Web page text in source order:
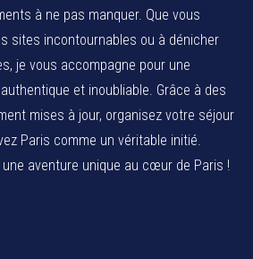
à ne pas manquer. Que vous
sites incontournables ou à dénicher
je vous accompagne pour une
et inoubliable. Grâce à des
mises à jour, organisez votre séjour
Paris comme un véritable initié.
aventure unique au cœur de Paris !